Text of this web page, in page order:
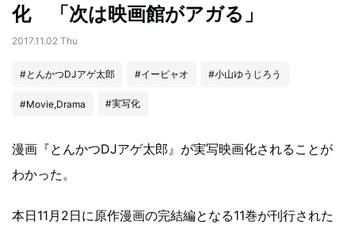
化 「次は映画館がアガる」
2017.11.02 Thu
#とんかつDJアゲ太郎 #イーピャオ #小山ゆうじろう
#Movie,Drama #実写化
漫画『とんかつDJアゲ太郎』が実写映画化されることが
わかった。
本日11月2日に原作漫画の完結編となる11巻が刊行された